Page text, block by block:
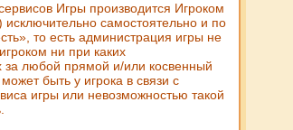
Игры производится Игроком
исключительно самостоятельно и по
то есть администрация игры не
ни при каких
за любой прямой и/или косвенный
быть у игрока в связи с
игры или невозможностью такой